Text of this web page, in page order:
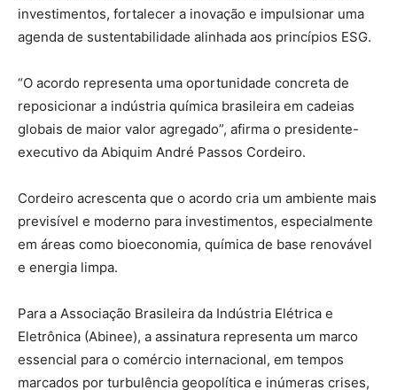
investimentos, fortalecer a inovação e impulsionar uma
agenda de sustentabilidade alinhada aos princípios ESG.
“O acordo representa uma oportunidade concreta de
reposicionar a indústria química brasileira em cadeias
globais de maior valor agregado”, afirma o presidente-
executivo da Abiquim André Passos Cordeiro.
Cordeiro acrescenta que o acordo cria um ambiente mais
previsível e moderno para investimentos, especialmente
em áreas como bioeconomia, química de base renovável
e energia limpa.
Para a Associação Brasileira da Indústria Elétrica e
Eletrônica (Abinee), a assinatura representa um marco
essencial para o comércio internacional, em tempos
marcados por turbulência geopolítica e inúmeras crises,